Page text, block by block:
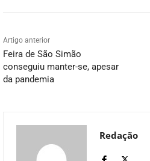
Artigo anterior
Feira de São Simão
conseguiu manter-se, apesar
da pandemia
Redação